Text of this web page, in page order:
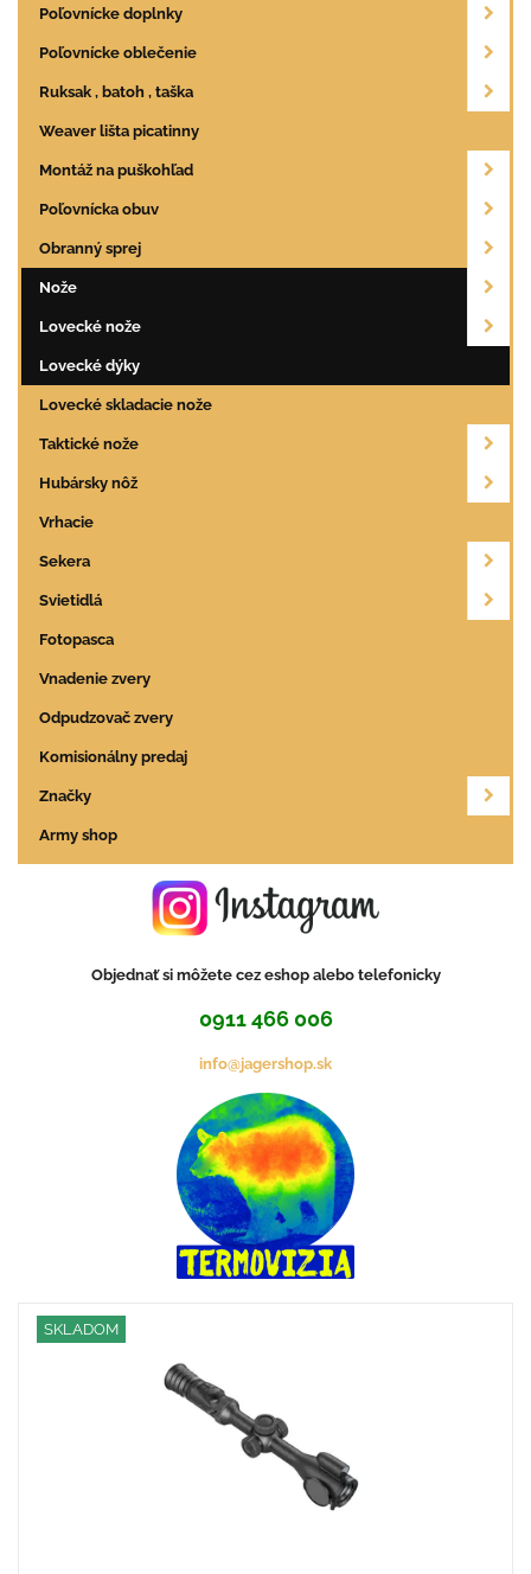
Poľovnícke doplnky
Poľovnícke oblečenie
Ruksak , batoh , taška
Weaver lišta picatinny
Montáž na puškohľad
Poľovnícka obuv
Obranný sprej
Nože
Lovecké nože
Lovecké dýky
Lovecké skladacie nože
Taktické nože
Hubársky nôž
Vrhacie
Sekera
Svietidlá
Fotopasca
Vnadenie zvery
Odpudzovač zvery
Komisionálny predaj
Značky
Army shop
Objednať si môžete cez eshop alebo telefonicky
0911 466 006
info@jagershop.sk
SKLADOM